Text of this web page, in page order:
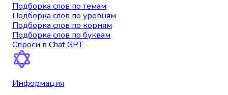
Подборка слов по темам
Подборка слов по уровням
Подборка слов по корням
Подборка слов по буквам
Спроси в Chat GPT
Информация